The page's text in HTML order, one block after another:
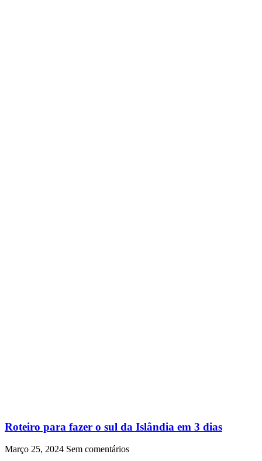
Roteiro para fazer o sul da Islândia em 3 dias
Março 25, 2024 Sem comentários